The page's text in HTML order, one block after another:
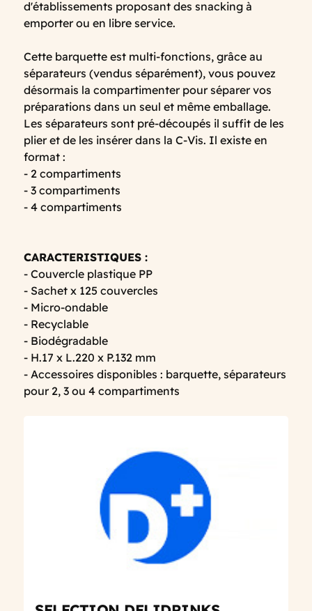
d'établissements proposant des snacking à
emporter ou en libre service.
Cette barquette est multi-fonctions, grâce au
séparateurs (vendus séparément), vous pouvez
désormais la compartimenter pour séparer vos
préparations dans un seul et même emballage.
Les séparateurs sont pré-découpés il suffit de les
plier et de les insérer dans la C-Vis. Il existe en
format :
- 2 compartiments
- 3 compartiments
- 4 compartiments
CARACTERISTIQUES :
- Couvercle plastique PP
- Sachet x 125 couvercles
- Micro-ondable
- Recyclable
- Biodégradable
- H.17 x L.220 x P.132 mm
- Accessoires disponibles : barquette, séparateurs
pour 2, 3 ou 4 compartiments